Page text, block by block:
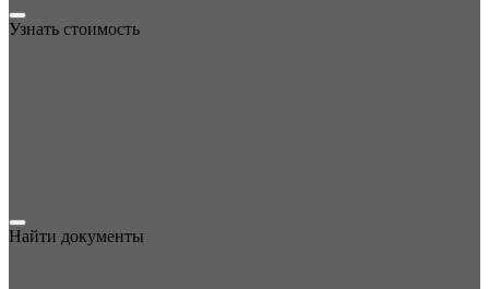
Узнать стоимость
Найти документы